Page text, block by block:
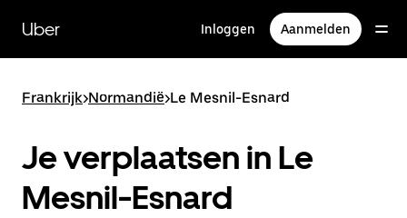
naar
hoofdinhoud
Uber Inloggen Aanmelden
Frankrijk>Normandië>Le Mesnil-Esnard
Je verplaatsen in Le
Mesnil-Esnard